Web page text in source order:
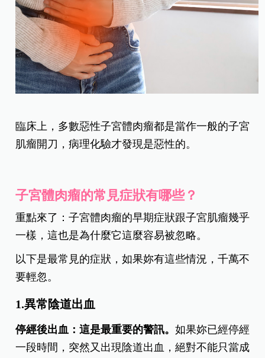
臨床上，多數惡性子宮體肉瘤都是當作一般的子宮
肌瘤開刀，病理化驗才發現是惡性的。
子宮體肉瘤的常見症狀有哪些？
重點來了：子宮體肉瘤的早期症狀跟子宮肌瘤幾乎
一樣，這也是為什麼它這麼容易被忽略。
以下是最常見的症狀，如果妳有這些情況，千萬不
要輕忽。
1.異常陰道出血
停經後出血：這是最重要的警訊。如果妳已經停經
一段時間，突然又出現陰道出血，絕對不能只當成